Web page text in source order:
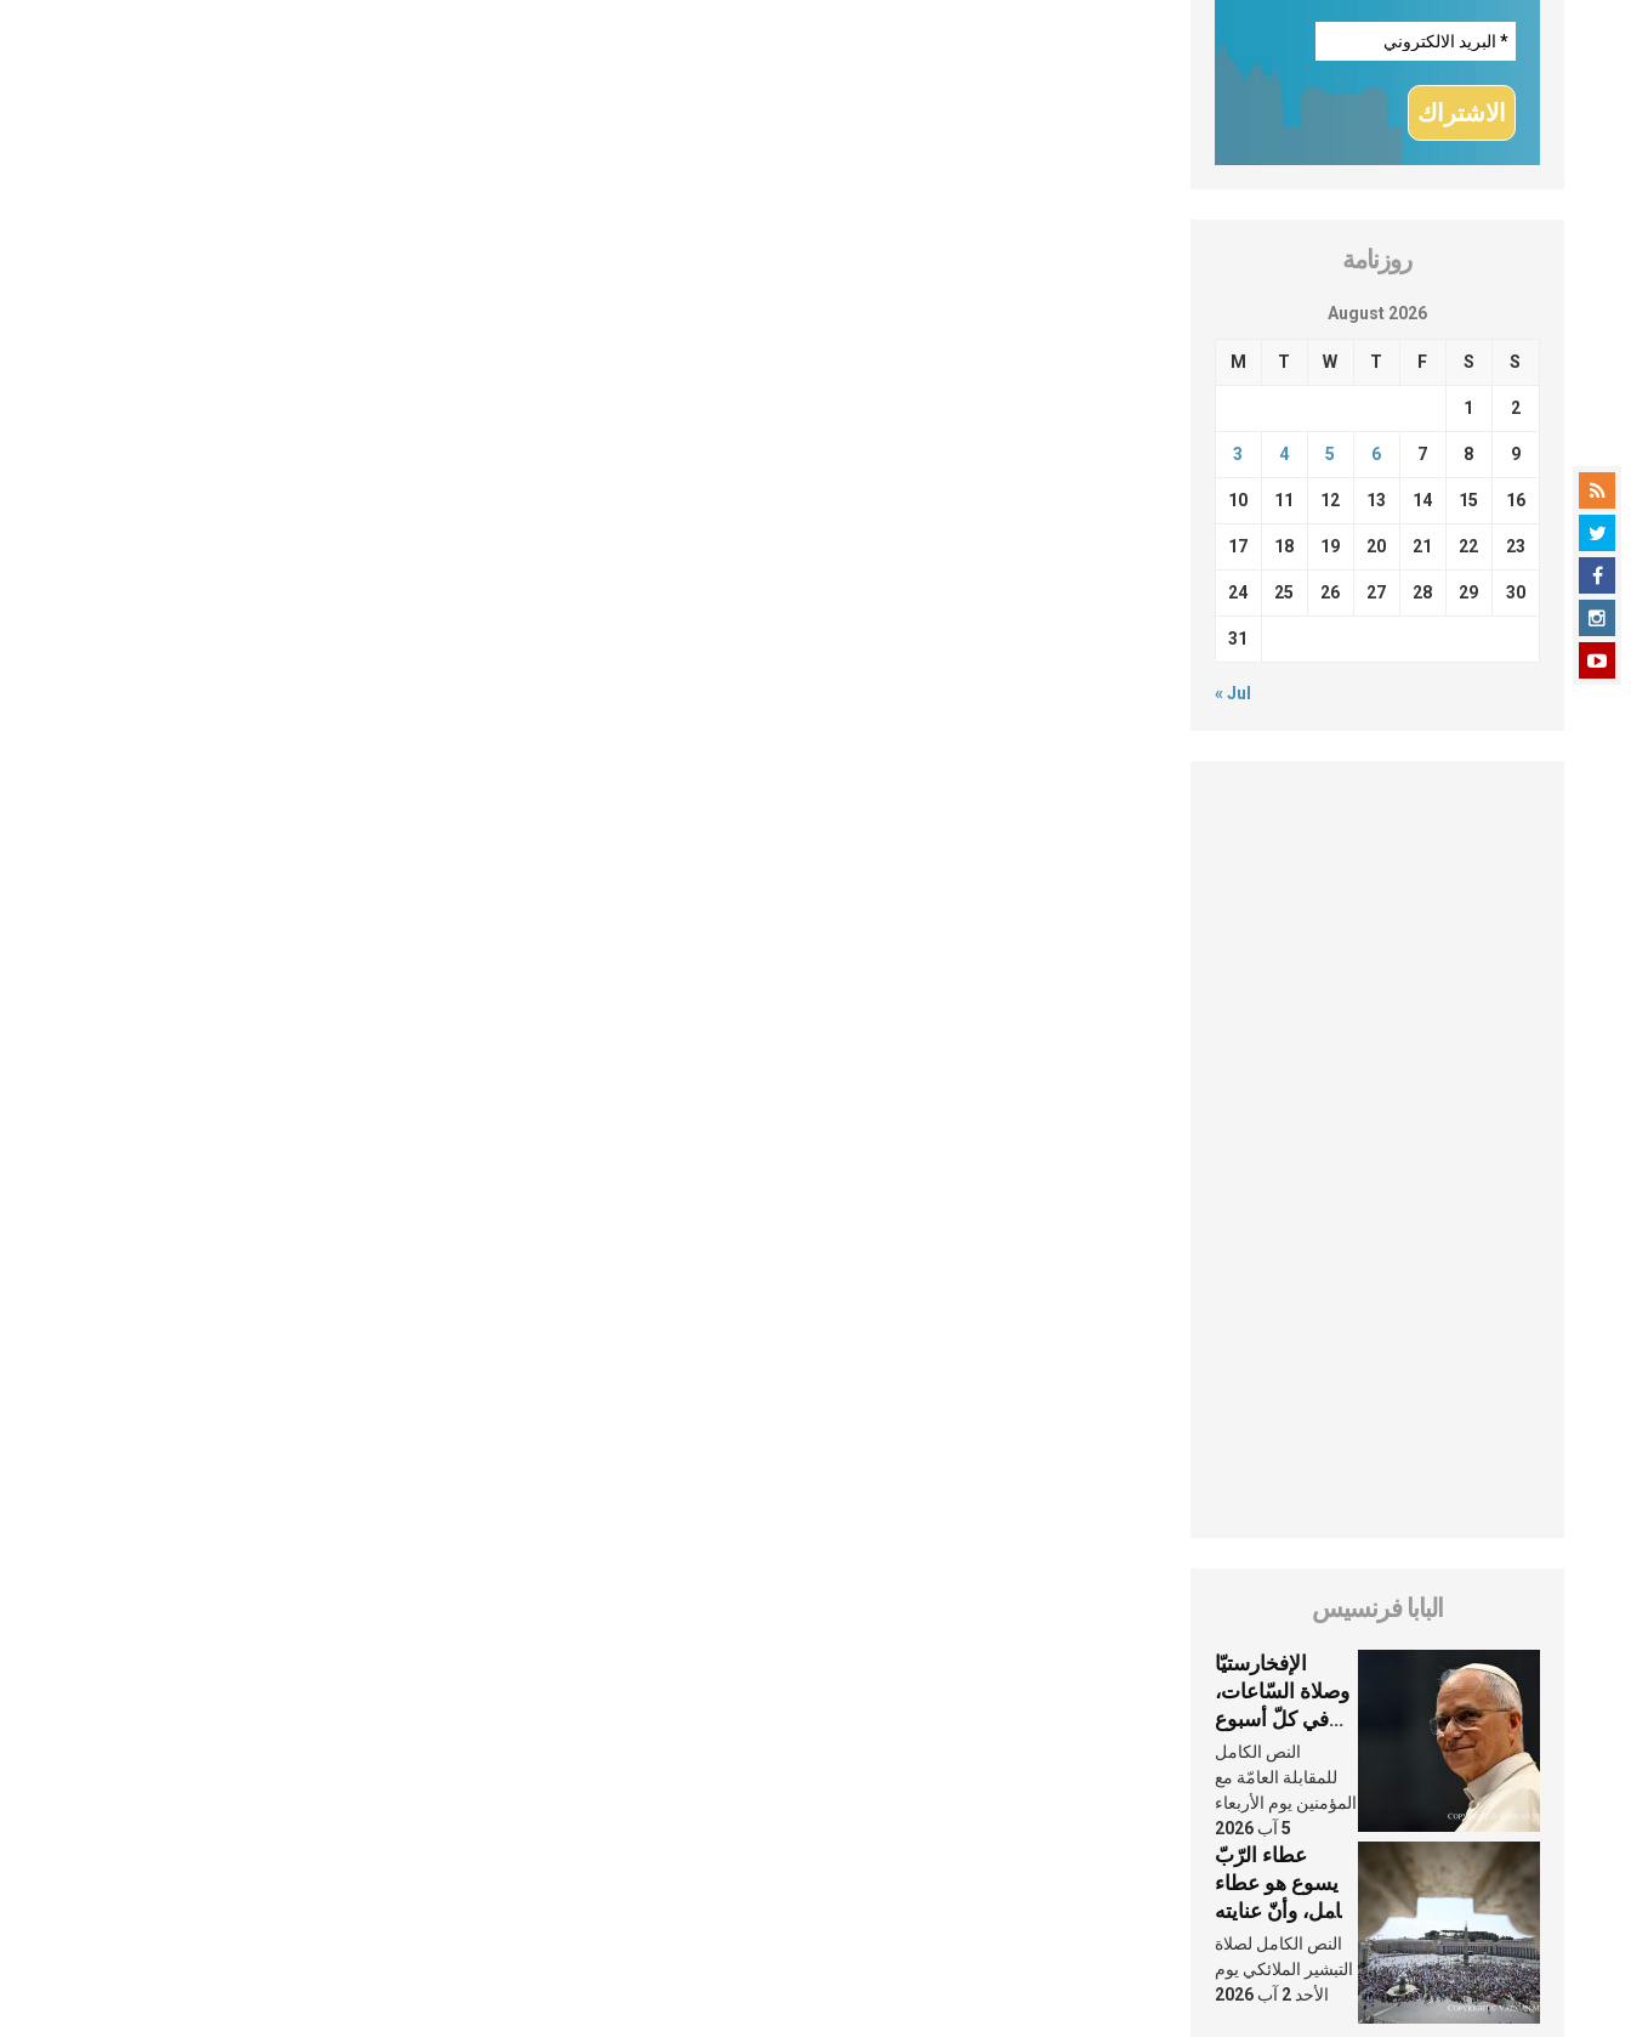
روزنامة
August 2026
M T W T F S S
1 2
3 4 5 6 7 8 9
10 11 12 13 14 15 16
17 18 19 20 21 22 23
24 25 26 27 28 29 30
31
« Jul
البابا فرنسيس
الإفخارستيّا
وصلاة السّاعات،
في كلّ أسبوع
وكلّ يوم، هما
النَّفَس في حياة
الكنيسة
النص الكامل
للمقابلة العامّة مع
المؤمنين يوم الأربعاء
5 آب 2026
عطاء الرّبّ
يسوع هو عطاء
شامل، وأنّ عنايته
بنا لا تغيب عنّا
أبدًا
النص الكامل لصلاة
التبشير الملائكي يوم
الأحد 2 آب 2026